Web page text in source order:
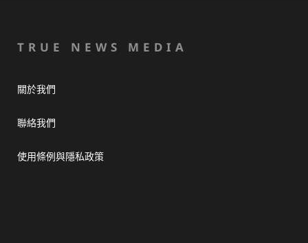
TRUE NEWS MEDIA
關於我們
聯絡我們
使用條例與隱私政策